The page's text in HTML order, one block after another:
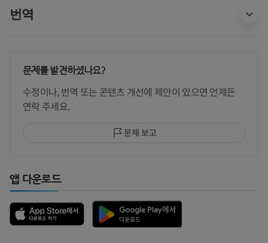
번역
문제를 발견하셨나요?
수정이나, 번역 또는 콘텐츠 개선에 제안이 있으면 언제든
연락 주세요.
문제 보고
앱 다운로드